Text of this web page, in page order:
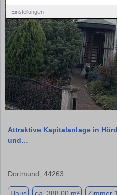
Einstellungen
Attraktive Kapitalanlage in
und…
Dortmund, 44263